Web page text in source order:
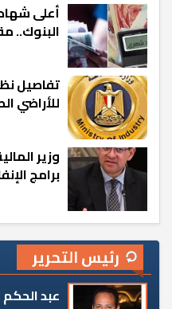
أعلى
البنوك..
تفاصيل
للأراضي
وزير
برامج
رئيس التحرير
عبد الحكم